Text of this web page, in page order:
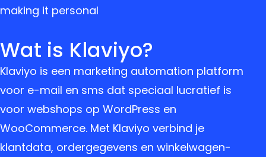
making it personal
Wat is Klaviyo?
Klaviyo is een marketing automation platform
voor e-mail en sms dat speciaal lucratief is
voor webshops op WordPress en
WooCommerce. Met Klaviyo verbind je
klantdata, ordergegevens en winkelwagen-